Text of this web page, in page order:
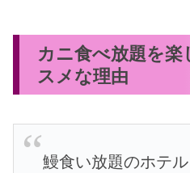
カニ食べ放題を
スメな理由
鰻食い放題のホテ